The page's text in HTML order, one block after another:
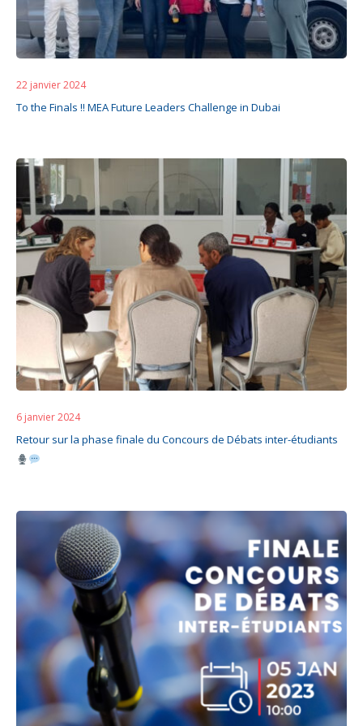
22 janvier 2024
To the Finals !! MEA Future Leaders Challenge in Dubai
6 janvier 2024
Retour sur la phase finale du Concours de Débats inter-étudiants